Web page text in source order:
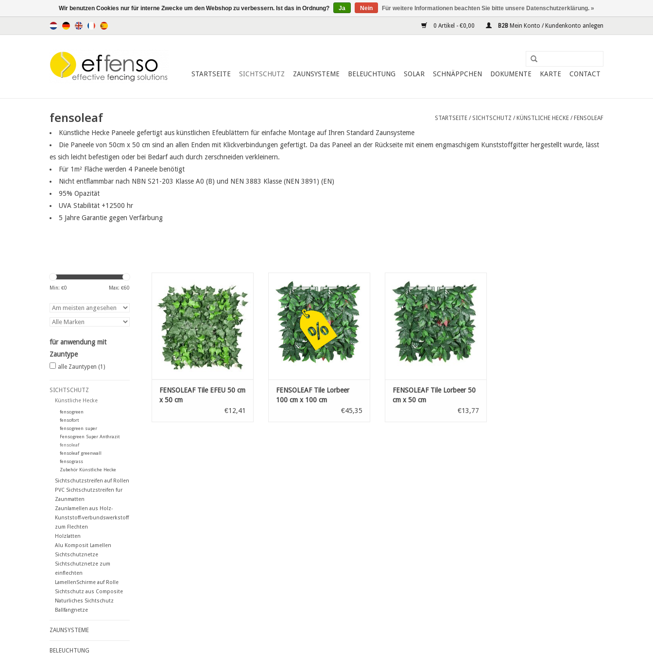
0 Artikel - €0,00 B2B Mein Konto / Kundenkonto anlegen
STARTSEITE SICHTSCHUTZ ZAUNSYSTEME BELEUCHTUNG SOLAR SCHNÄPPCHEN DOKUMENTE KARTE CONTACT
fensoleaf STARTSEITE / SICHTSCHUTZ / KÜNSTLICHE HECKE / FENSOLEAF
Künstliche Hecke Paneele gefertigt aus künstlichen Efeublättern für einfache Montage auf Ihren Standard Zaunsysteme
Die Paneele von 50cm x 50 cm sind an allen Enden mit Klickverbindungen gefertigt. Da das Paneel an der Rückseite mit einem engmaschigem Kunststoffgitter hergestellt wurde, lässt
es sich leicht befestigen oder bei Bedarf auch durch zerschneiden verkleinern.
Für 1m² Fläche werden 4 Paneele benötigt
Nicht entflammbar nach NBN S21-203 Klasse A0 (B) und NEN 3883 Klasse (NEN 3891) (EN)
95% Opazität
UVA Stabilität +12500 hr
5 Jahre Garantie gegen Verfärbung
Min: €0 Max: €60
für anwendung mit
Zauntype
alle Zauntypen (1)
SICHTSCHUTZ
Künstliche Hecke
fensogreen
fensofort
fensogreen super
Fensogreen Super Anthrazit
fensoleaf
fensoleaf greenwall
fensograss
Zubehör Künstliche Hecke
Sichtschutzstreifen auf Rollen
PVC Sichtschutzstreifen fur
Zaunmatten
Zaunlamellen aus Holz-
Kunststoff-verbundswerkstoff
zum Flechten
Holzlatten
Alu Komposit Lamellen
Sichtschutznetze
Sichtschutznetze zum
einflechten
LamellenSchirme auf Rolle
Sichtschutz aus Composite
Naturliches Sichtschutz
Ballfangnetze
ZAUNSYSTEME
BELEUCHTUNG
cm
ZUM WARENKORB HINZUFÜGEN
FENSOLEAF Tile EFEU 50 cm
x 50 cm
€12,41
100 cm
ZUM WARENKORB HINZUFÜGEN
FENSOLEAF Tile Lorbeer
100 cm x 100 cm
€45,35
50 cm
ZUM WARENKORB HINZUFÜGEN
FENSOLEAF Tile Lorbeer 50
cm x 50 cm
€13,77
Wir benutzen Cookies nur für interne Zwecke um den Webshop zu verbessern. Ist das in Ordnung? Ja Nein Für weitere Informationen beachten Sie bitte unsere Datenschutzerklärung. »